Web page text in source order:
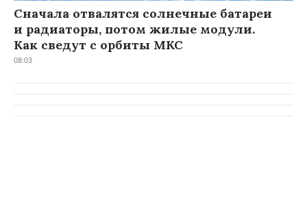
Сначала отвалятся солнечные батареи
и радиаторы, потом жилые модули.
Как сведут с орбиты МКС
08:03